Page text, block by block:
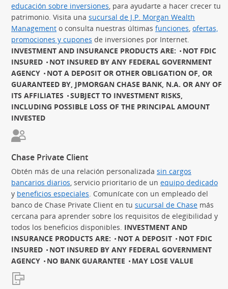
educación sobre inversiones (Se abre en superposición)
, para ayudarte a hacer crecer tu
patrimonio. Visita una sucursal de J.P. Morgan Wealth
Management (Se abre en superposición)
o consulta nuestras últimas funciones (Se abre
ofertas,
promociones y cupones (Se abre en superposición)
de inversiones por Internet.
INVESTMENT AND INSURANCE PRODUCTS ARE:
NOT FDIC
INSURED
NOT INSURED BY ANY FEDERAL GOVERNMENT
AGENCY
NOT A DEPOSIT OR OTHER OBLIGATION OF, OR
GUARANTEED BY, JPMORGAN CHASE BANK, N.A. OR ANY OF
ITS AFFILIATES
SUBJECT TO INVESTMENT RISKS,
INCLUDING POSSIBLE LOSS OF THE PRINCIPAL AMOUNT
INVESTED
Chase Private Client
Obtén más de una relación personalizada sin cargos
bancarios diarios (Se abre en superposición)
, servicio prioritario de un equipo dedicado
y beneficios especiales (Se abre en superposición)
. Comunícate con un empleado del
banco de Chase Private Client en tu sucursal de Chase más
cercana para aprender sobre los requisitos de elegibilidad y
todos los beneficios disponibles. INVESTMENT AND
INSURANCE PRODUCTS ARE:
NOT A DEPOSIT
NOT FDIC
INSURED
NOT INSURED BY ANY FEDERAL GOVERNMENT
AGENCY
NO BANK GUARANTEE MAY LOSE VALUE